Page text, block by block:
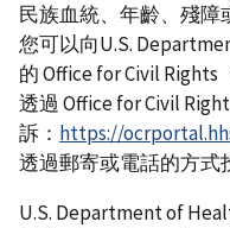
民族血統、年齡、殘障
您可以向U.S.
的 Office for Civil
透過 Office for Civil
訴： https://
透過郵寄或電話的方式
U.S. Department of